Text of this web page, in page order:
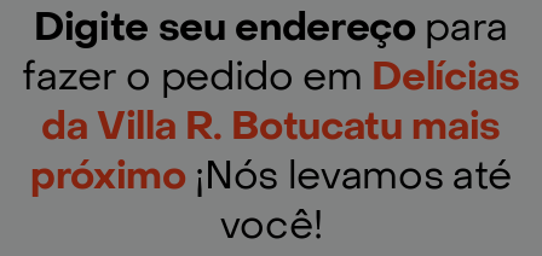
Digite seu endereço para
fazer o pedido em Delícias
da Villa R. Botucatu mais
próximo ¡Nós levamos até
você!